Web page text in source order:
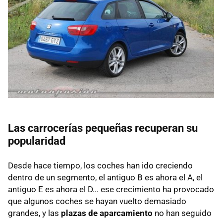
Las carrocerías pequeñas recuperan su
popularidad
Desde hace tiempo, los coches han ido creciendo
dentro de un segmento, el antiguo B es ahora el A, el
antiguo E es ahora el D... ese crecimiento ha provocado
que algunos coches se hayan vuelto demasiado
grandes, y las plazas de aparcamiento no han seguido